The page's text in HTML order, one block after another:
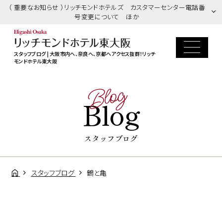
（ 重要なお知らせ ）リッチモンドホテルズ カスタマーセンター電話番
号変更について ほか
スタッフブログ | 大阪市内へ、奈良へ、京都へアクセス抜群！リッチ
モンドホテル東大阪
Blog
Blog
スタッフブログ
スタッフブログ 鶴と亀